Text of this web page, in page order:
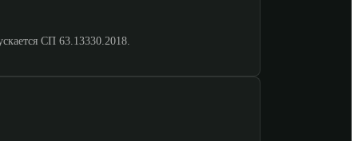
СП 63.13330.2018.